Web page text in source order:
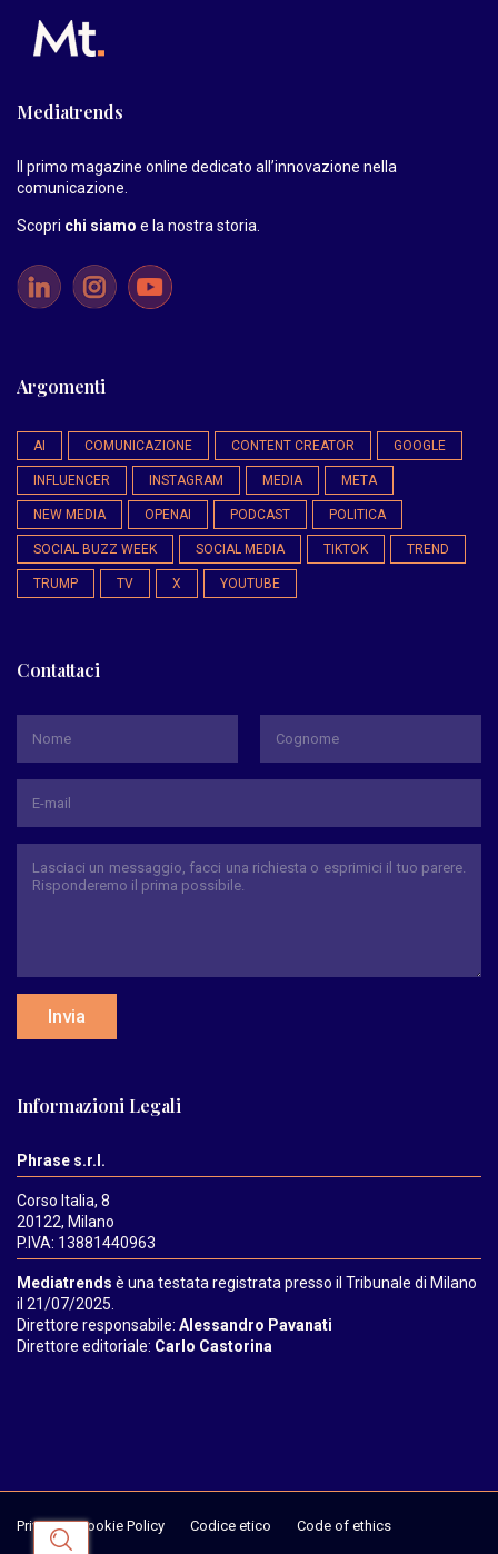
Mediatrends
Il primo magazine online dedicato all’innovazione nella
comunicazione.
Scopri chi siamo e la nostra storia
Argomenti
AI COMUNICAZIONE CONTENT CREATOR GOOGLE
INFLUENCER INSTAGRAM MEDIA META
NEW MEDIA OPENAI PODCAST POLITICA
SOCIAL BUZZ WEEK SOCIAL MEDIA TIKTOK TREND
TRUMP TV X YOUTUBE
Contattaci
Invia
Informazioni Legali
Phrase s.r.l.
Corso Italia, 8
20122, Milano
P.IVA: 13881440963
Mediatrends è una testata registrata presso il Tribunale di Milano
il 21/07/2025.
Direttore responsabile: Alessandro Pavanati
Direttore editoriale: Carlo Castorina
Privacy & Cookie Policy Codice etico Code of ethics